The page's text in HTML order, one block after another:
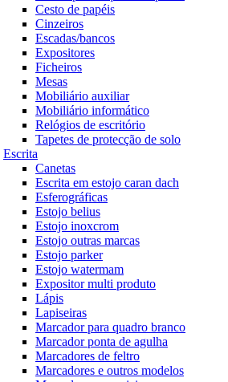
Cesto de papéis
Cinzeiros
Escadas/bancos
Expositores
Ficheiros
Mesas
Mobiliário auxiliar
Mobiliário informático
Relógios de escritório
Tapetes de protecção de solo
Escrita
Canetas
Escrita em estojo caran dach
Esferográficas
Estojo belius
Estojo inoxcrom
Estojo outras marcas
Estojo parker
Estojo watermam
Expositor multi produto
Lápis
Lapiseiras
Marcador para quadro branco
Marcador ponta de agulha
Marcadores de feltro
Marcadores e outros modelos